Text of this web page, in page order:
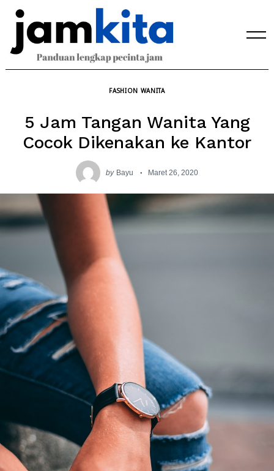
Skip
content
FASHION WANITA
5 Jam Tangan Wanita Yang
Cocok Dikenakan ke Kantor
by Bayu Maret 26, 2020